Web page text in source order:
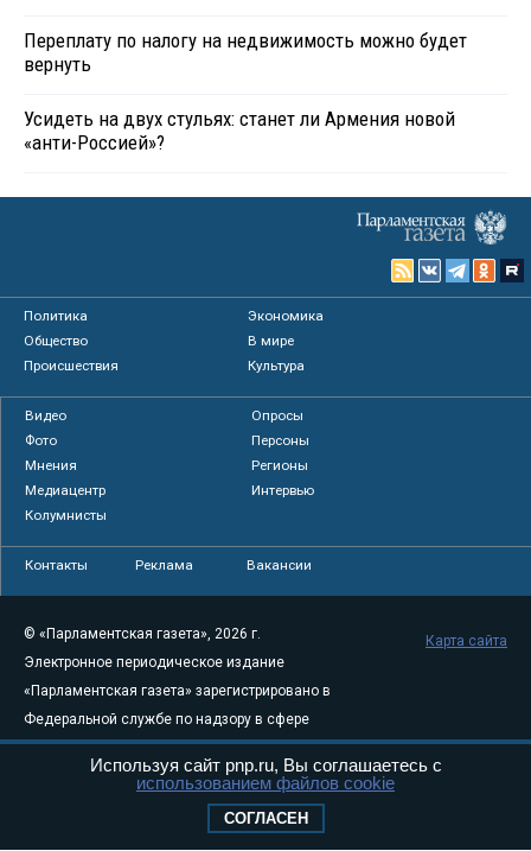
Переплату по налогу на недвижимость можно будет
вернуть
Усидеть на двух стульях: станет ли Армения новой
«анти-Россией»?
Политика
Экономика
Общество
В мире
Происшествия
Культура
Видео
Опросы
Фото
Персоны
Мнения
Регионы
Медиацентр
Интервью
Колумнисты
Контакты Реклама Вакансии
© «Парламентская газета», 2026 г.
Электронное периодическое издание
«Парламентская газета» зарегистрировано в
Федеральной службе по надзору в сфере
связи, информационных технологий и
массовых коммуникаций (Роскомнадзор) 05
Свидетельство о регистрации Эл № ФС77-
Карта сайта
Используя сайт pnp.ru, Вы соглашаетесь с
использованием файлов cookie
СОГЛАСЕН